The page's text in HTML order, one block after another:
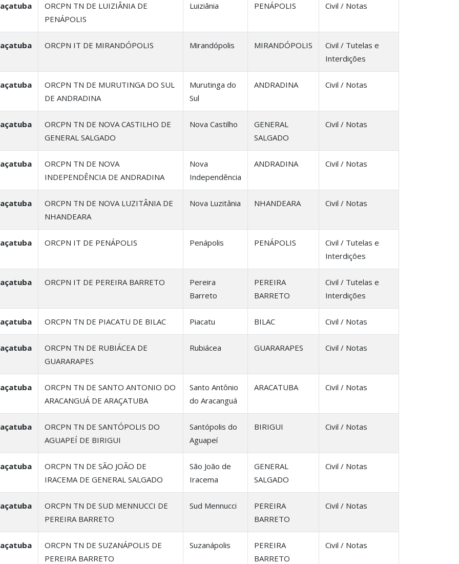
ORCPN TN DE LUIZIÂNIA DE
PENÁPOLIS
Luiziânia PENÁPOLIS Civil / Notas
ORCPN IT DE MIRANDÓPOLIS Mirandópolis MIRANDÓPOLIS
Civil / Tutelas e
Interdições
ORCPN TN DE MURUTINGA DO SUL
DE ANDRADINA
Murutinga do
Sul
ANDRADINA Civil / Notas
ORCPN TN DE NOVA CASTILHO DE
GENERAL SALGADO
Nova Castilho
GENERAL
SALGADO
Civil / Notas
ORCPN TN DE NOVA
INDEPENDÊNCIA DE ANDRADINA
Nova
Independência
ANDRADINA Civil / Notas
ORCPN TN DE NOVA LUZITÂNIA DE
NHANDEARA
Nova Luzitânia NHANDEARA Civil / Notas
ORCPN IT DE PENÁPOLIS Penápolis PENÁPOLIS
Civil / Tutelas e
Interdições
ORCPN IT DE PEREIRA BARRETO
Pereira
Barreto
PEREIRA
BARRETO
Civil / Tutelas e
Interdições
ORCPN TN DE PIACATU DE BILAC Piacatu BILAC Civil / Notas
ORCPN TN DE RUBIÁCEA DE
GUARARAPES
Rubiácea GUARARAPES Civil / Notas
ORCPN TN DE SANTO ANTONIO DO
ARACANGUÁ DE ARAÇATUBA
Santo Antônio
do Aracanguá
ARACATUBA Civil / Notas
ORCPN TN DE SANTÓPOLIS DO
AGUAPEÍ DE BIRIGUI
Santópolis do
Aguapeí
BIRIGUI Civil / Notas
ORCPN TN DE SÃO JOÃO DE
IRACEMA DE GENERAL SALGADO
São João de
Iracema
GENERAL
SALGADO
Civil / Notas
ORCPN TN DE SUD MENNUCCI DE
PEREIRA BARRETO
Sud Mennucci
PEREIRA
BARRETO
Civil / Notas
ORCPN TN DE SUZANÁPOLIS DE
PEREIRA BARRETO
Suzanápolis
PEREIRA
BARRETO
Civil / Notas